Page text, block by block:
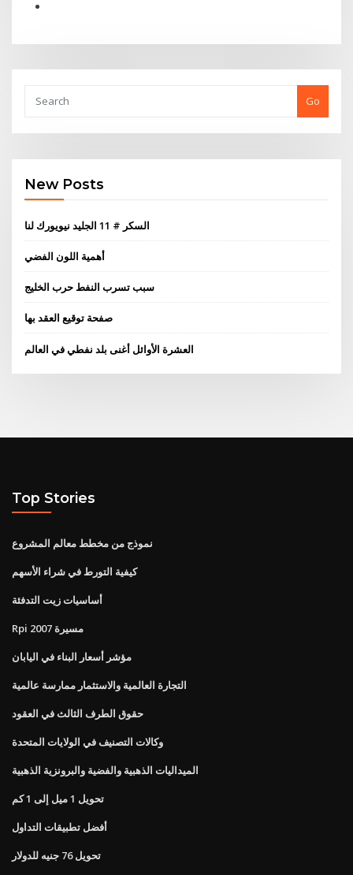
Go
New Posts
السكر # 11 الجليد نيويورك لنا
أهمية اللون الفضي
سبب تسرب النفط حرب الخليج
صفحة توقيع العقد بها
العشرة الأوائل أغنى بلد نفطي في العالم
Top Stories
نموذج من مخطط معالم المشروع
كيفية التورط في شراء الأسهم
أساسيات زيت التدفئة
Rpi مسيرة 2007
مؤشر أسعار البناء في اليابان
التجارة العالمية والاستثمار ممارسة عالمية
حقوق الطرف الثالث في العقود
وكالات التصنيف في الولايات المتحدة
الميداليات الذهبية والفضية والبرونزية الذهبية
تحويل 1 ميل إلى 1 كم
أفضل تطبيقات التداول
تحويل 76 جنيه للدولار